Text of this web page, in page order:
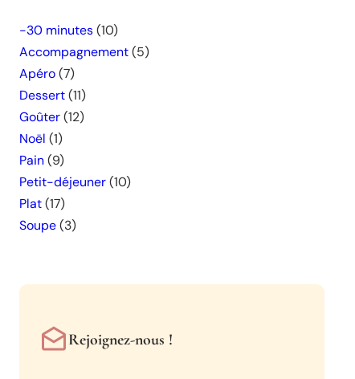
-30 minutes(10)
Accompagnement(5)
Apéro(7)
Dessert(11)
Goûter(12)
Noël (1)
Pain(9)
Petit-déjeuner(10)
Plat(17)
Soupe(3)
Rejoignez-nous !